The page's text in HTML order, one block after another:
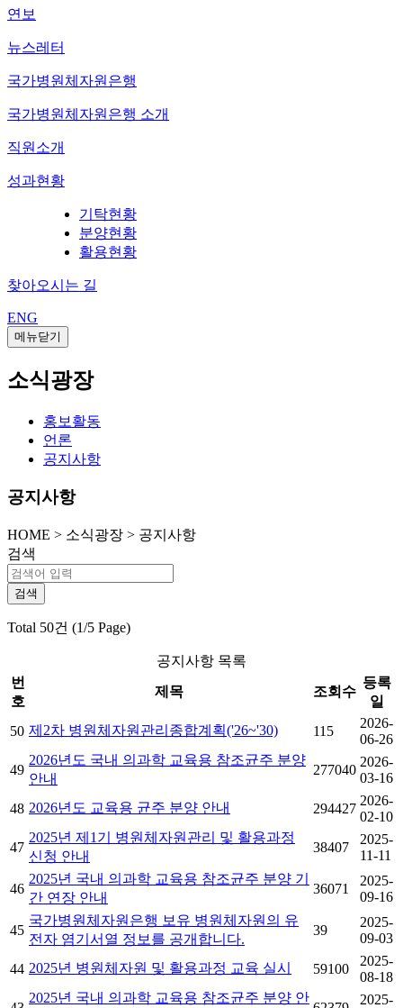
연보
뉴스레터
국가병원체자원은행
국가병원체자원은행 소개
직원소개
성과현황
기탁현황
분양현황
활용현황
찾아오시는 길
ENG
메뉴닫기
소식광장
홍보활동
언론
공지사항
공지사항
HOME > 소식광장 > 공지사항
검색
Total 50건 (1/5 Page)
공지사항 목록
번
호
제목 조회수
등록
일
50 제2차 병원체자원관리종합계획('26~'30) 115
2026-
06-26
49
2026년도 국내 의과학 교육용 참조균주 분양
안내
277040
2026-
03-16
48 2026년도 교육용 균주 분양 안내 294427
2026-
02-10
47
2025년 제1기 병원체자원관리 및 활용과정
신청 안내
38407
2025-
11-11
46
2025년 국내 의과학 교육용 참조균주 분양 기
간 연장 안내
36071
2025-
09-16
45
국가병원체자원은행 보유 병원체자원의 유
전자 염기서열 정보를 공개합니다.
39
2025-
09-03
44 2025년 병원체자원 및 활용과정 교육 실시 59100
2025-
08-18
2025년 국내 의과학 교육용 참조균주 분양 안 2025-